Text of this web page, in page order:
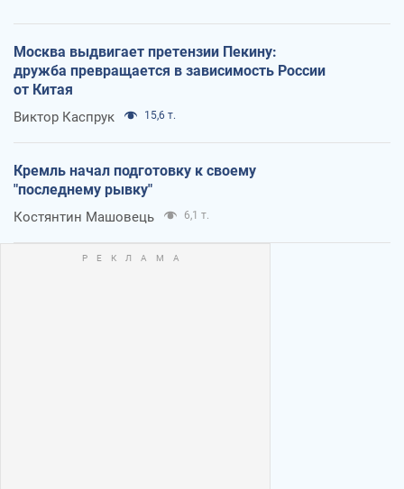
Москва выдвигает претензии Пекину:
дружба превращается в зависимость России
от Китая
Виктор Каспрук 15,6 т.
Кремль начал подготовку к своему
"последнему рывку"
Костянтин Машовець 6,1 т.